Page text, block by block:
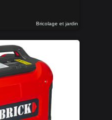
Bricolage et jardin